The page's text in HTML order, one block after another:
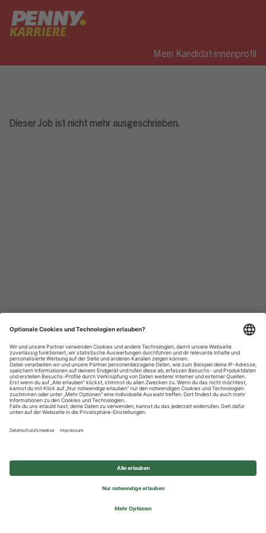
Mein Kandidat:innenprofil
Dieser Job ist nicht mehr ausgeschrieben.
Datenschutzhinweise
Impressum
Privatsphäre-Einstellungen
© 2026 REWE Group - All rights reserved